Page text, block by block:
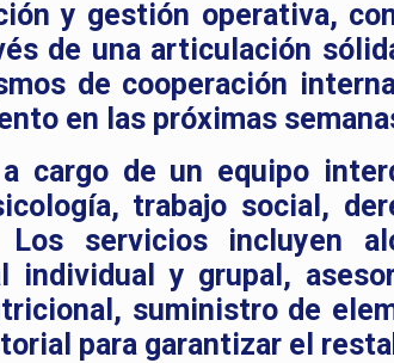
y gestión operativa,
de una articulación
de cooperación
en las próximas
cargo de un equipo
trabajo social,
servicios incluyen
individual y grupal,
suministro de
para garantizar el